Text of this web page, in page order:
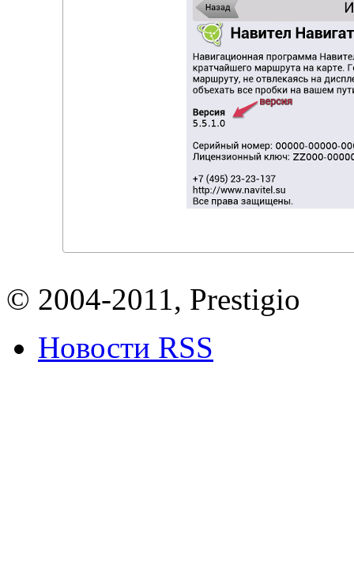
© 2004-2011, Prestigio
Новости RSS